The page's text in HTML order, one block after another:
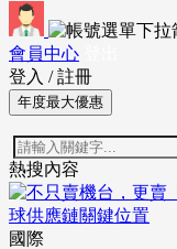
會員中心
登入 / 註冊
年度最大優惠
熱搜內容
國際